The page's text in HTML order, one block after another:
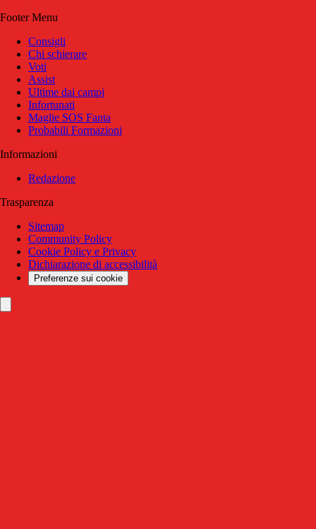
Footer Menu
Consigli
Chi schierare
Voti
Assist
Ultime dai campi
Infortunati
Maglie SOS Fanta
Probabili Formazioni
Informazioni
Redazione
Trasparenza
Sitemap
Community Policy
Cookie Policy e Privacy
Dichiarazione di accessibilità
Preferenze sui cookie